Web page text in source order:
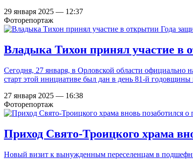
29 января 2025 — 12:37
Фоторепортаж
Владыка Тихон принял участие в
Сегодня, 27 января, в Орловской области
старт этой инициативе был дан в день 81-й
27 января 2025 — 16:38
Фоторепортаж
Приход Свято-Троицкого храма
Новый визит к вынужденным переселенцам в